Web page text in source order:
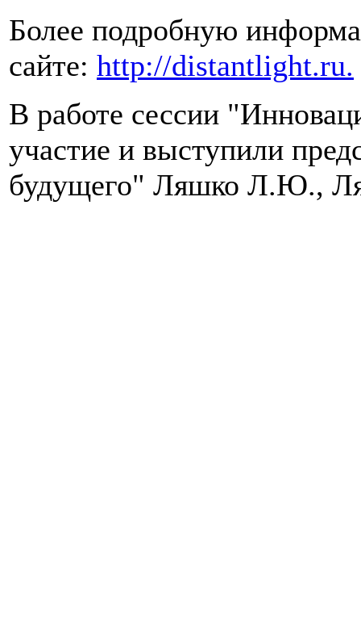
Более подробную
сайте: http://distantlight.ru.
В работе сессии
участие и выступили
будущего" Ляшко Л.Ю.,